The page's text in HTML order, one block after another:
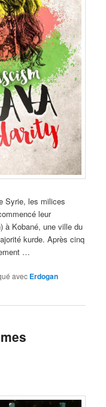
Syrie, les milices
leur
à Kobané, une ville du
kurde. Après cinq
…
avec Erdogan